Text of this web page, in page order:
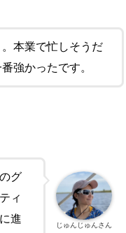
本業で忙しそうだ
強かったです。
グ
ィ
進
じゅんじゅんさん